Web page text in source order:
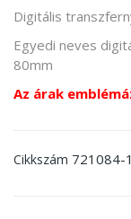
Digitális
Egyedi neves
80mm
Az árak
Cikkszám 721084-